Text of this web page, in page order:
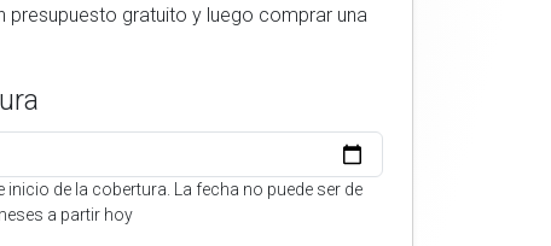
inicio de la cobertura. La fecha no puede ser de
a partir hoy